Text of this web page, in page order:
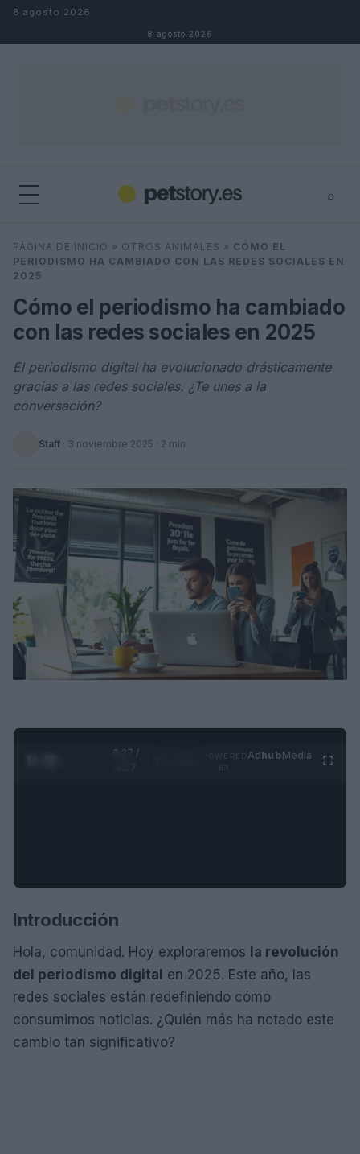
Saltar al contenido
8 agosto 2026
8 agosto 2026
⌕
Buscar
PÁGINA DE INICIO » OTROS ANIMALES » CÓMO EL
PERIODISMO HA CAMBIADO CON LAS REDES SOCIALES EN
2025
Cómo el periodismo ha cambiado
con las redes sociales en 2025
El periodismo digital ha evolucionado drásticamente
gracias a las redes sociales. ¿Te unes a la
conversación?
Staff · 3 noviembre 2025 · 2 min
0:28 /
AdhubMedia
Introducción
Hola, comunidad. Hoy exploraremos la revolución
del periodismo digital en 2025. Este año, las
redes sociales están redefiniendo cómo
consumimos noticias. ¿Quién más ha notado este
cambio tan significativo?